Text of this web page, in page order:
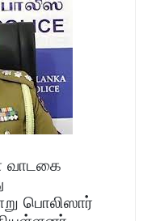
வாடகை
பொலிஸார்